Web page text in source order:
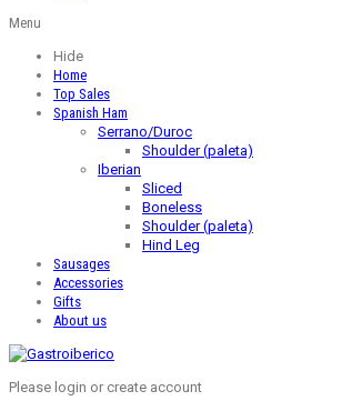
Menu
Hide
Home
Top Sales
Spanish Ham
Serrano/Duroc
Shoulder (paleta)
Iberian
Sliced
Boneless
Shoulder (paleta)
Hind Leg
Sausages
Accessories
Gifts
About us
Please login or create account